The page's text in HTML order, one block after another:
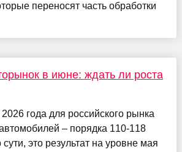
переносят часть обработки
в июне: ждать ли роста
года для российского рынка
– порядка 110-118
это результат на уровне мая